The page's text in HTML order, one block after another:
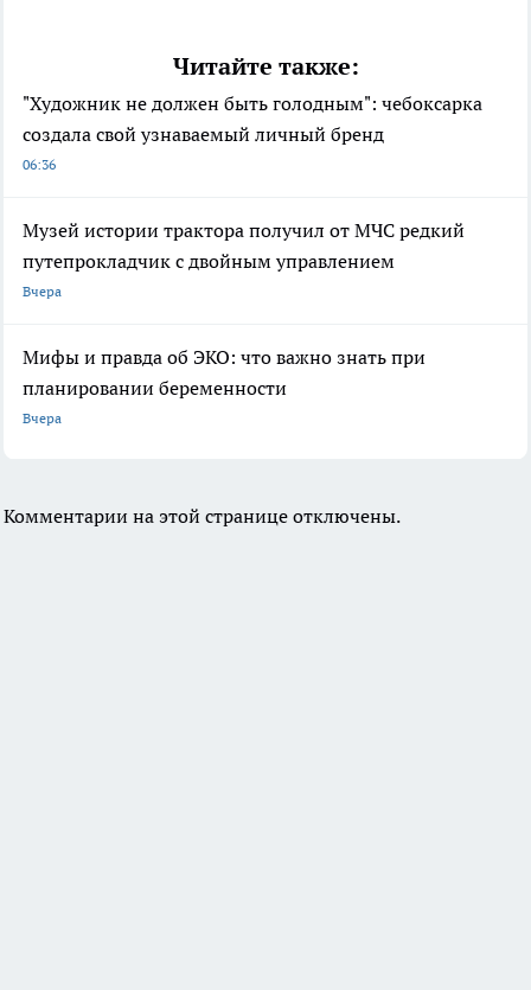
Читайте также:
"Художник не должен быть голодным": чебоксарка
создала свой узнаваемый личный бренд
06:36
Музей истории трактора получил от МЧС редкий
путепрокладчик с двойным управлением
Вчера
Мифы и правда об ЭКО: что важно знать при
планировании беременности
Вчера
Комментарии на этой странице отключены.